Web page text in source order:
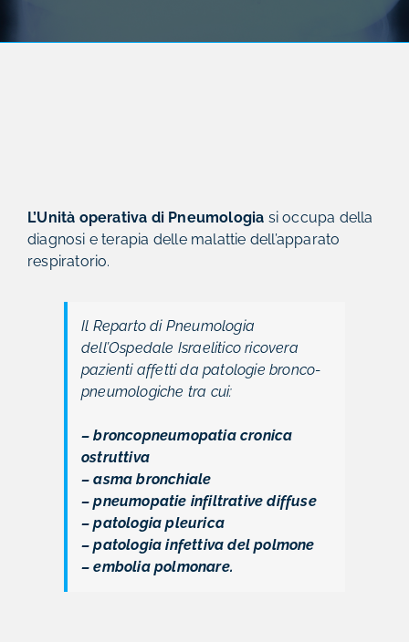
L’Unità operativa di Pneumologia si occupa della
diagnosi e terapia delle malattie dell’apparato
respiratorio.
Il Reparto di Pneumologia
dell’Ospedale Israelitico ricovera
pazienti affetti da patologie bronco-
pneumologiche tra cui:
– broncopneumopatia cronica
ostruttiva
– asma bronchiale
– pneumopatie infiltrative diffuse
– patologia pleurica
– patologia infettiva del polmone
– embolia polmonare.